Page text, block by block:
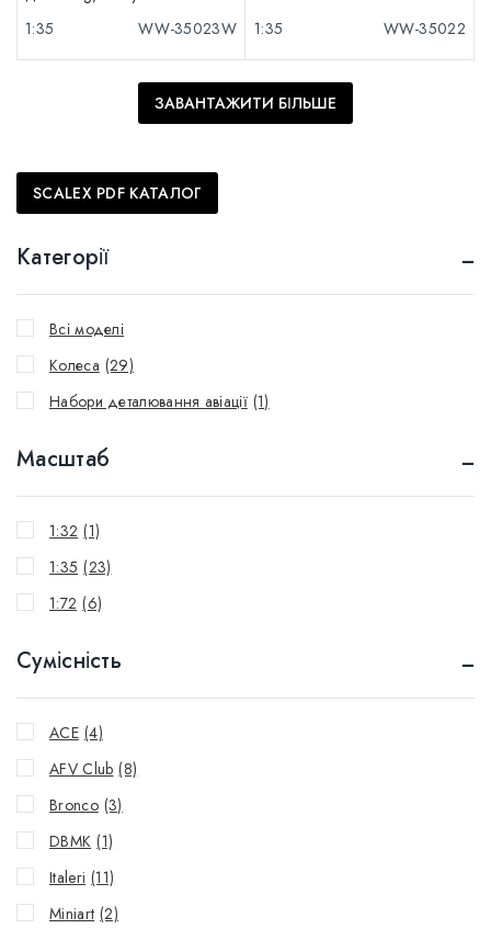
1:35
WW-35023W 1:35 WW-35022
ЗАВАНТАЖИТИ БІЛЬШЕ
SCALEX PDF КАТАЛОГ
Категорії
Всі моделі
Колеса (29)
Набори деталювання авіації (1)
Масштаб
1:32 (1)
1:35 (23)
1:72 (6)
Сумісність
ACE (4)
AFV Club (8)
Bronco (3)
DBMK (1)
Italeri (11)
Miniart (2)